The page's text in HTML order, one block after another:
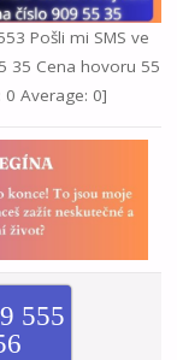
Pošli mi SMS ve
35 Cena hovoru 55
Average: 0]
555